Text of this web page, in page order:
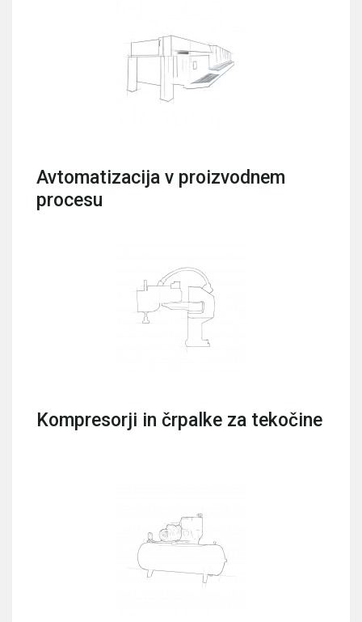
Avtomatizacija v proizvodnem
procesu
Kompresorji in črpalke za tekočine